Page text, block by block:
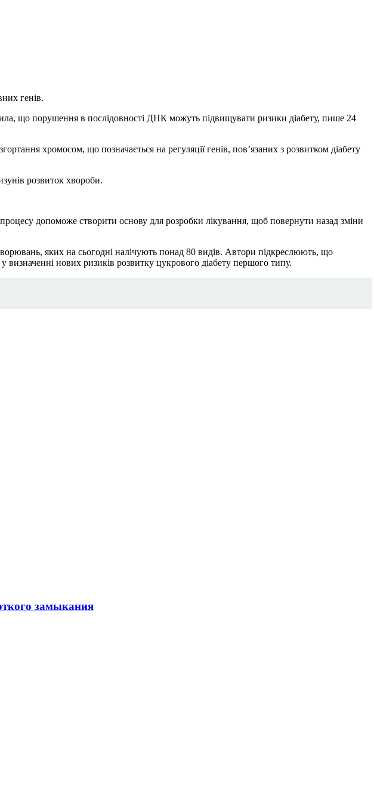
генів.
що порушення в послідовності ДНК можуть підвищувати ризики діабету, пише 24
хромосом, що позначається на регуляції генів, пов’язаних з розвитком діабету
розвиток хвороби.
допоможе створити основу для розробки лікування, щоб повернути назад зміни
яких на сьогодні налічують понад 80 видів. Автори підкреслюють, що
визначенні нових ризиків розвитку цукрового діабету першого типу.
замыкания